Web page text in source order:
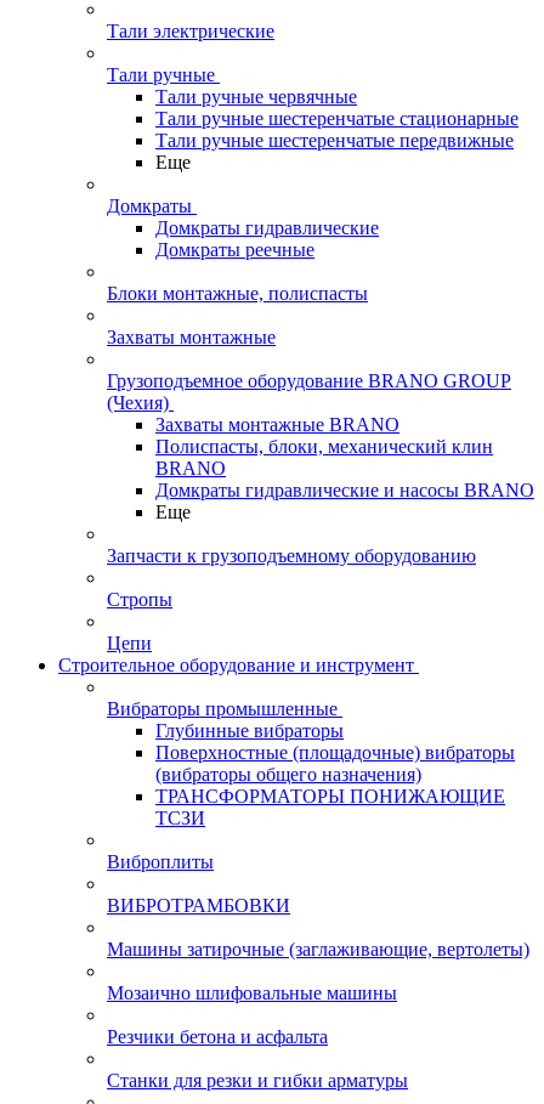
Тали электрические
Тали ручные
Тали ручные червячные
Тали ручные шестеренчатые стационарные
Тали ручные шестеренчатые передвижные
Еще
Домкраты
Домкраты гидравлические
Домкраты реечные
Блоки монтажные, полиспасты
Захваты монтажные
Грузоподъемное оборудование BRANO GROUP
(Чехия)
Захваты монтажные BRANO
Полиспасты, блоки, механический клин
BRANO
Домкраты гидравлические и насосы BRANO
Еще
Запчасти к грузоподъемному оборудованию
Стропы
Цепи
Строительное оборудование и инструмент
Вибраторы промышленные
Глубинные вибраторы
Поверхностные (площадочные) вибраторы
(вибраторы общего назначения)
ТРАНСФОРМАТОРЫ ПОНИЖАЮЩИЕ
ТСЗИ
Виброплиты
ВИБРОТРАМБОВКИ
Машины затирочные (заглаживающие, вертолеты)
Мозаично шлифовальные машины
Резчики бетона и асфальта
Станки для резки и гибки арматуры